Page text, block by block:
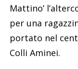
Mattino’
per una
portato nel
Colli Aminei.